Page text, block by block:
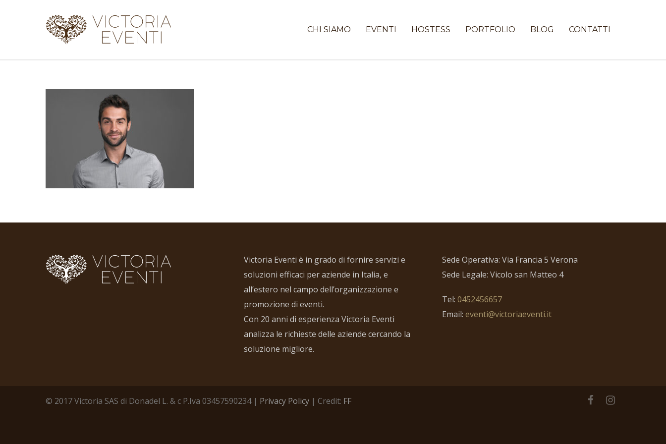
CHI SIAMO EVENTI HOSTESS PORTFOLIO BLOG CONTATTI
Victoria Eventi è in grado di fornire servizi e
soluzioni efficaci per aziende in Italia, e
all’estero nel campo dell’organizzazione e
promozione di eventi.
Con 20 anni di esperienza Victoria Eventi
analizza le richieste delle aziende cercando la
soluzione migliore.
Sede Operativa: Via Francia 5 Verona
Sede Legale: Vicolo san Matteo 4
Tel: 0452456657
Email: eventi@victoriaeventi.it
© 2017 Victoria SAS di Donadel L. & c P.Iva 03457590234 | Privacy Policy | Credit: FF